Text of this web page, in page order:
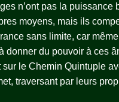
n’ont pas la puissance
moyens, mais ils
sans limite, car
donner du pouvoir à ces
sur le Chemin Quintuple
traversant par leurs